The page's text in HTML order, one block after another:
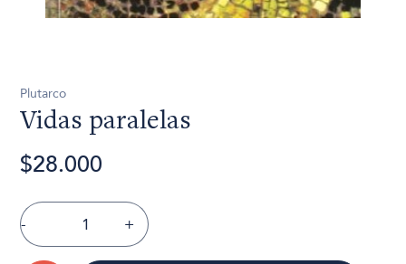
Plutarco
Vidas paralelas
$28.000
- +